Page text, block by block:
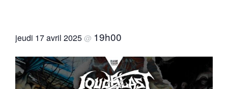
jeudi 17 avril 2025@ 19h00